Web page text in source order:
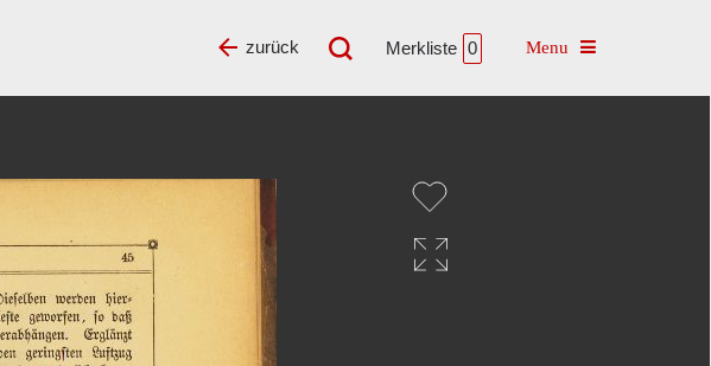
Merkliste 0 Toggle navigation
zurück